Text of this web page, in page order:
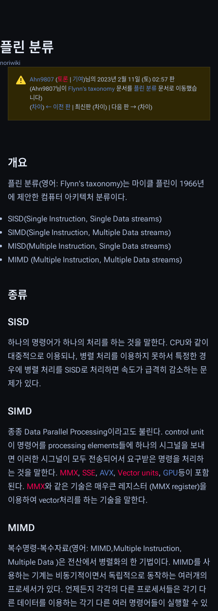
플린 분류
noriwiki
Ahn9807 (토론 | 기여)님의 2023년 2월 11일 (토) 02:57 판
(Ahn9807님이 Flynn's taxonomy 문서를 플린 분류 문서로 이동했습
니다)
(차이 ) ← 이전 판 | 최신판 (차이) | 다음 판 → (차이)
개요
플린 분류(영어: Flynn's taxonomy)는 마이클 플린이 1966년
에 제안한 컴퓨터 아키텍처 분류이다.
SISD(Single Instruction, Single Data streams)
SIMD(Single Instruction, Multiple Data streams)
MISD(Multiple Instruction, Single Data streams)
MIMD (Multiple Instruction, Multiple Data streams)
종류
SISD
하나의 명령어가 하나의 처리를 하는 것을 말한다. CPU와 같이
대중적으로 이용되나, 병렬 처리를 이용하지 못하서 특정한 경
우에 병렬 처리를 SISD로 처리하면 속도가 급격히 감소하는 문
제가 있다.
SIMD
종종 Data Parallel Processing이라고도 불린다. control unit
이 명령어를 processing elements들에 하나의 시그널을 보내
면 이러한 시그널이 모두 전송되어서 요구받은 명령을 처리하
는 것을 말한다. MMX, SSE, AVX, Vector units, GPU등이 포함
된다. MMX와 같은 기술은 매우큰 레지스터 (MMX register)을
이용하여 vector처리를 하는 기술을 말한다.
MIMD
복수명령-복수자료(영어: MIMD,Multiple Instruction,
Multiple Data )은 전산에서 병렬화의 한 기법이다. MIMD를 사
용하는 기계는 비동기적이면서 독립적으로 동작하는 여러개의
프로세서가 있다. 언제든지 각각의 다른 프로세서들은 각기 다
른 데이터를 이용하는 각기 다른 여러 명령어들이 실행할 수 있